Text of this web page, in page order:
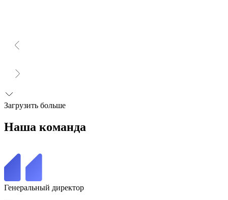
Загрузить больше
Наша команда
Генеральный директор